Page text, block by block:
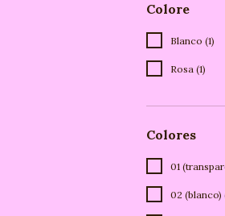
Colore
Blanco (1)
Rosa (1)
Colores
01
02 (blanco)